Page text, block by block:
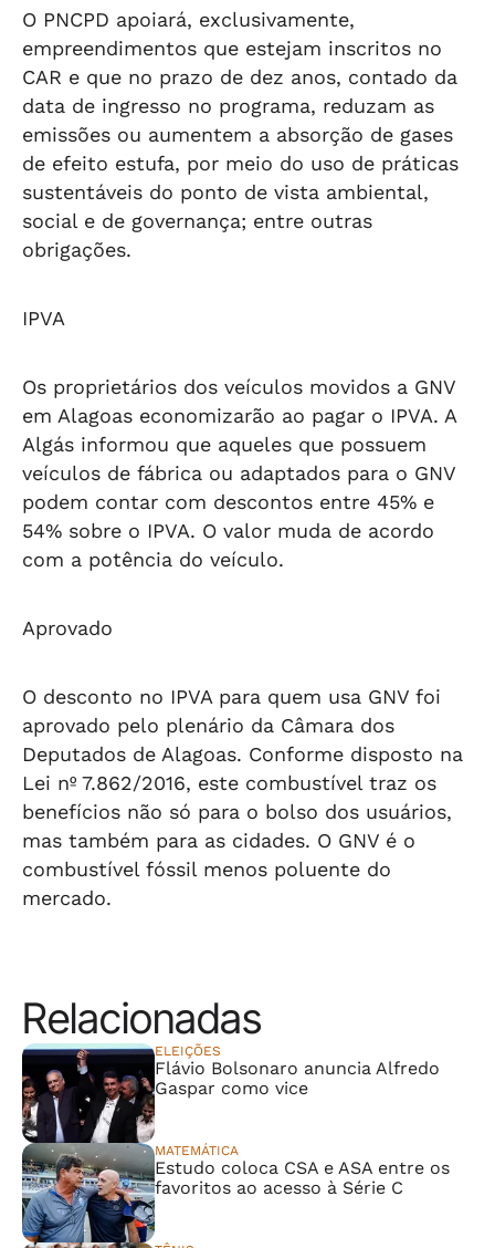
O PNCPD apoiará, exclusivamente,
empreendimentos que estejam inscritos no
CAR e que no prazo de dez anos, contado da
data de ingresso no programa, reduzam as
emissões ou aumentem a absorção de gases
de efeito estufa, por meio do uso de práticas
sustentáveis do ponto de vista ambiental,
social e de governança; entre outras
obrigações.
IPVA
Os proprietários dos veículos movidos a GNV
em Alagoas economizarão ao pagar o IPVA. A
Algás informou que aqueles que possuem
veículos de fábrica ou adaptados para o GNV
podem contar com descontos entre 45% e
54% sobre o IPVA. O valor muda de acordo
com a potência do veículo.
Aprovado
O desconto no IPVA para quem usa GNV foi
aprovado pelo plenário da Câmara dos
Deputados de Alagoas. Conforme disposto na
Lei nº 7.862/2016, este combustível traz os
benefícios não só para o bolso dos usuários,
mas também para as cidades. O GNV é o
combustível fóssil menos poluente do
mercado.
Relacionadas
ELEIÇÕES
Flávio Bolsonaro anuncia Alfredo
Gaspar como vice
MATEMÁTICA
Estudo coloca CSA e ASA entre os
favoritos ao acesso à Série C